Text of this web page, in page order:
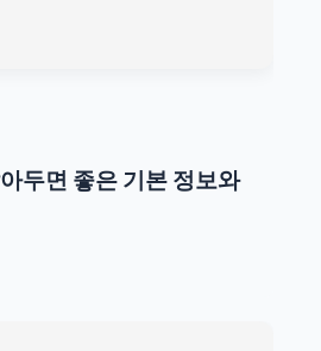
두면 좋은 기본 정보와